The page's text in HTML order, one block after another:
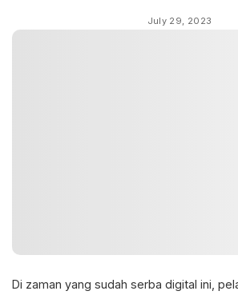
July 29, 2023
Di zaman yang sudah serba digital ini,